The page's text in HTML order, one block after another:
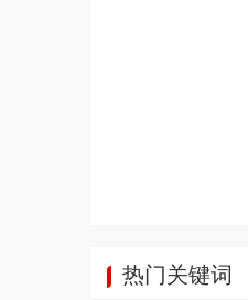
热门关键词